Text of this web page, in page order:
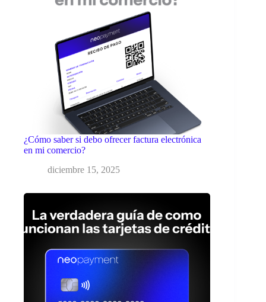
¿Cómo saber si debo ofrecer factura electrónica
en mi comercio?
diciembre 15, 2025